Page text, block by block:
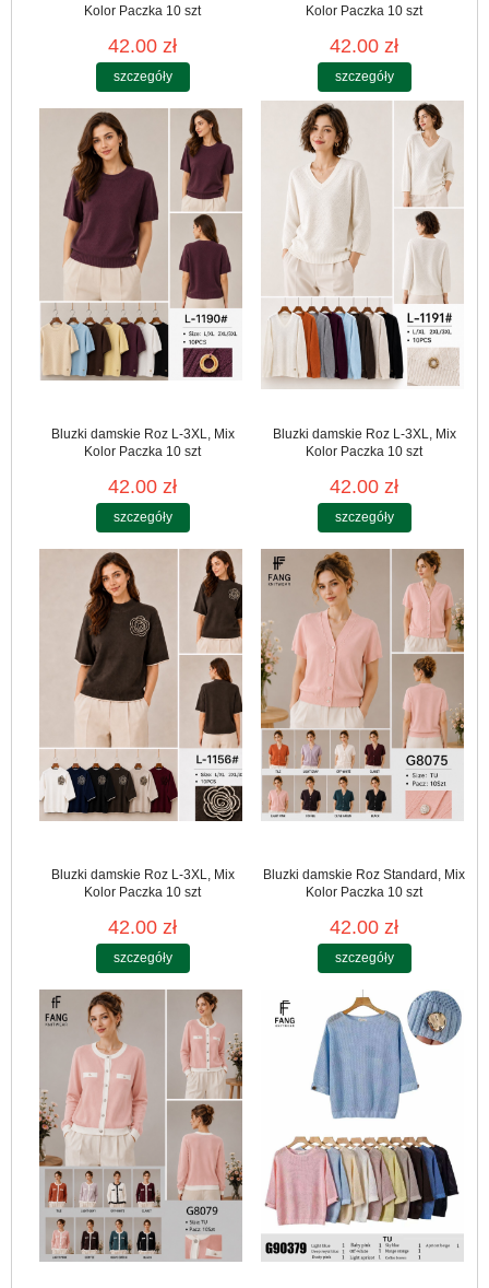
Kolor Paczka 10 szt
42.00 zł
szczegóły
Kolor Paczka 10 szt
42.00 zł
szczegóły
Bluzki damskie Roz L-3XL, Mix
Kolor Paczka 10 szt
42.00 zł
szczegóły
Bluzki damskie Roz L-3XL, Mix
Kolor Paczka 10 szt
42.00 zł
szczegóły
Bluzki damskie Roz L-3XL, Mix
Kolor Paczka 10 szt
42.00 zł
szczegóły
Bluzki damskie Roz Standard, Mix
Kolor Paczka 10 szt
42.00 zł
szczegóły